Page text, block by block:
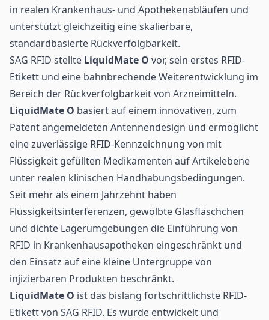
in realen Krankenhaus- und Apothekenabläufen und
unterstützt gleichzeitig eine skalierbare,
standardbasierte Rückverfolgbarkeit.
SAG RFID stellte LiquidMate O vor, sein erstes RFID-
Etikett und eine bahnbrechende Weiterentwicklung im
Bereich der Rückverfolgbarkeit von Arzneimitteln.
LiquidMate O basiert auf einem innovativen, zum
Patent angemeldeten Antennendesign und ermöglicht
eine zuverlässige RFID-Kennzeichnung von mit
Flüssigkeit gefüllten Medikamenten auf Artikelebene
unter realen klinischen Handhabungsbedingungen.
Seit mehr als einem Jahrzehnt haben
Flüssigkeitsinterferenzen, gewölbte Glasfläschchen
und dichte Lagerumgebungen die Einführung von
RFID in Krankenhausapotheken eingeschränkt und
den Einsatz auf eine kleine Untergruppe von
injizierbaren Produkten beschränkt.
LiquidMate O ist das bislang fortschrittlichste RFID-
Etikett von SAG RFID. Es wurde entwickelt und